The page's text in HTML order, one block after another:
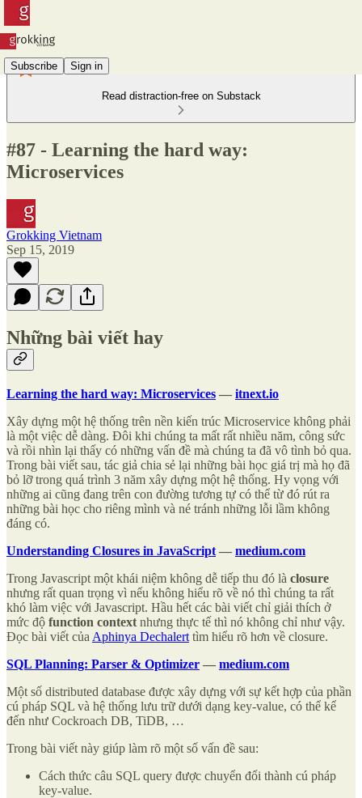
Subscribe Sign in
Read distraction-free on Substack
#87 - Learning the hard way:
Microservices
Grokking Vietnam
Sep 15, 2019
Những bài viết hay
Learning the hard way: Microservices — itnext.io
Xây dựng một hệ thống trên nền kiến trúc Microservice không phải
là một việc dễ dàng. Đôi khi chúng ta mất rất nhiều năm, công sức
và rồi nhìn lại thấy có những vấn đề mà chúng ta đã vô tình bỏ qua.
Trong bài viết sau, tác giả chia sẻ lại những bài học giá trị mà họ đã
bỏ lỡ trong quá trình 3 năm xây dựng một hệ thống. Hy vọng với
những ai cũng đang trên con đường tương tự có thể từ đó rút ra
những bài học cho riêng mình và né tránh những lỗi lầm không
đáng có.
Understanding Closures in JavaScript — medium.com
Trong Javascript một khái niệm không dễ tiếp thu đó là closure
nhưng rất quan trọng vì nếu không hiểu rõ về nó thì chúng ta rất
khó làm việc với Javascript. Hầu hết các bài viết chỉ giải thích ở
mức độ function context nhưng thực tế thì nó không chỉ như vậy.
Đọc bài viết của Aphinya Dechalert tìm hiểu rõ hơn về closure.
SQL Planning: Parser & Optimizer — medium.com
Một số distributed database được xây dựng với sự kết hợp của phần
cú pháp SQL và hệ thống lưu trữ dưới dạng key-value, có thể kể
đến như Cockroach DB, TiDB, …
Trong bài viết này giúp làm rõ một số vấn đề sau:
Cách thức câu SQL query được chuyển đổi thành cú pháp
key-value.